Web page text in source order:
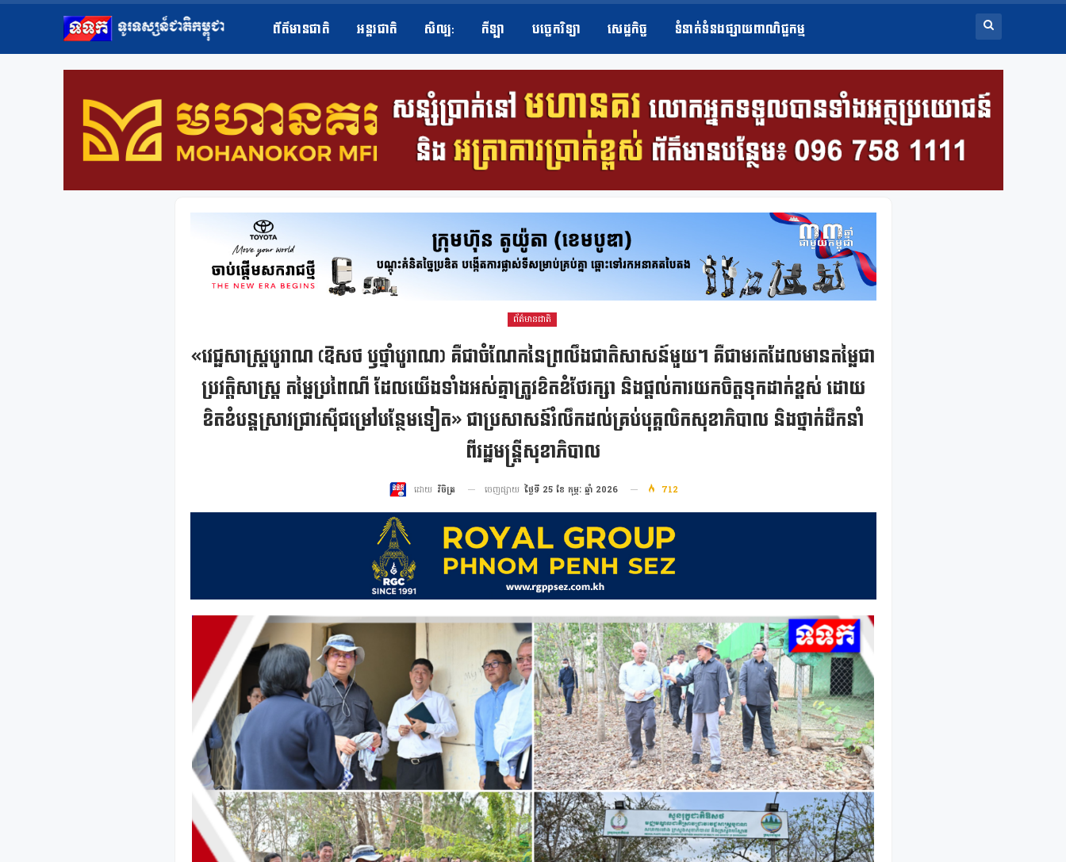
ព័ត៌មានជាតិ អន្តរជាតិ សិល្ប​: កីឡា បច្ចេកវិទ្យា សេដ្ឋកិច្ច ទំនាក់ទំនងផ្សាយពាណិជ្ជកម្ម
ព័ត៌មានជាតិ
«វេជ្ជសាស្ត្របូរាណ (ឱសថ ឫថ្នាំបូរាណ) គឺជាចំណែកនៃព្រលឹងជាតិសាសន៍មួយ។ គឺជាមរតដែលមានតម្លៃជា
ប្រវត្តិសាស្ត្រ តម្លៃប្រពៃណី ដែលយើងទាំងអស់គ្នាត្រូវខិតខំថែរក្សា និងផ្តល់ការយកចិត្តទុកដាក់ខ្ពស់ ដោយ
ខិតខំបន្តស្រាវជ្រាវសុីជម្រៅបន្ថែមទៀត» ជាប្រសាសន៍រំលឹកដល់គ្រប់បុគ្គលិកសុខាភិបាល និងថ្នាក់ដឹកនាំ
ពីរដ្ឋមន្រ្តីសុខាភិបាល
ដោយ វិចិត្រ ចេញផ្សាយ ថ្ងៃទី 25 ខែ កុម្ភៈ ឆ្នាំ 2026 712